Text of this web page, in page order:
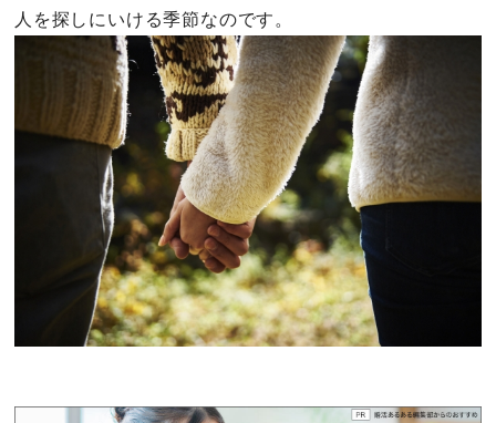
人を探しにいける季節なのです。